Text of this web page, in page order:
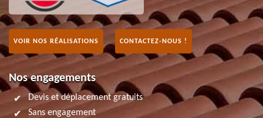
VOIR NOS RÉALISATIONS CONTACTEZ-NOUS !
Nos engagements
Devis et déplacement gratuits
Sans engagement